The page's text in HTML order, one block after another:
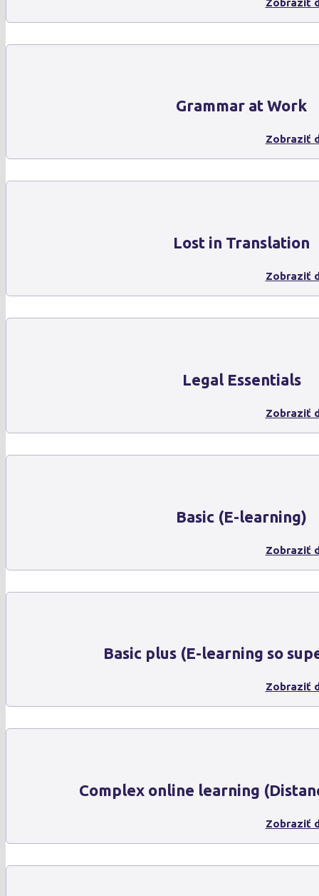
Grammar at Work
Zobraziť
Lost in Translation
Zobraziť
Legal Essentials
Zobraziť
Basic (E-learning)
Zobraziť
Basic plus (E-learning so
Zobraziť
Complex online learning
Zobraziť